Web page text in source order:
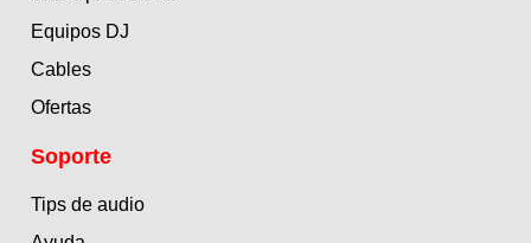
Equipos DJ
Cables
Ofertas
Soporte
Tips de audio